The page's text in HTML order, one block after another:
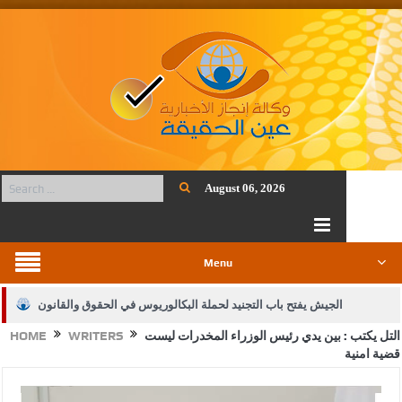
August 06, 2026
Menu
الجيش يفتح باب التجنيد لحملة البكالوريوس في الحقوق والقانون
بيان اجتماع عمّان:دعم الوصاية الهاشمية التاريخية على المقدسات HOME WRITERS
التل يكتب : بين يدي رئيس الوزراء المخدرات ليست
قضية امنية